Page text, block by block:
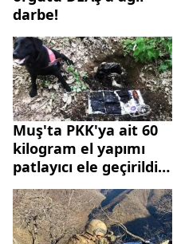
darbe!
Muş'ta PKK'ya ait 60
kilogram el yapımı
patlayıcı ele geçirildi!
Bayram öncesi
katliam hazırlığı
önlendi